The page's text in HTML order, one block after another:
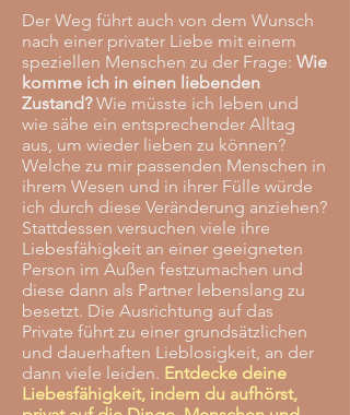
Der Weg führt auch von dem Wunsch
nach einer privater Liebe mit einem
speziellen Menschen zu der Frage: Wie
komme ich in einen liebenden
Zustand?Wie müsste ich leben und
wie sähe ein entsprechender Alltag
aus, um wieder lieben zu können?
Welche zu mir passenden Menschen in
ihrem Wesen und in ihrer Fülle würde
ich durch diese Veränderung anziehen?
Stattdessen versuchen viele ihre
Liebesfähigkeit an einer geeigneten
Person im Außen festzumachen und
diese dann als Partner lebenslang zu
besetzt. Die Ausrichtung auf das
Private führt zu einer grundsätzlichen
und dauerhaften Lieblosigkeit, an der
dann viele leiden. Entdecke deine
Liebesfähigkeit, indem du aufhörst,